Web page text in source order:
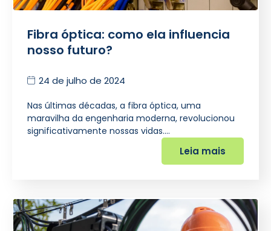
Fibra óptica: como ela influencia
nosso futuro?
24 de julho de 2024
Nas últimas décadas, a fibra óptica, uma
maravilha da engenharia moderna, revolucionou
significativamente nossas vidas.…
Leia mais